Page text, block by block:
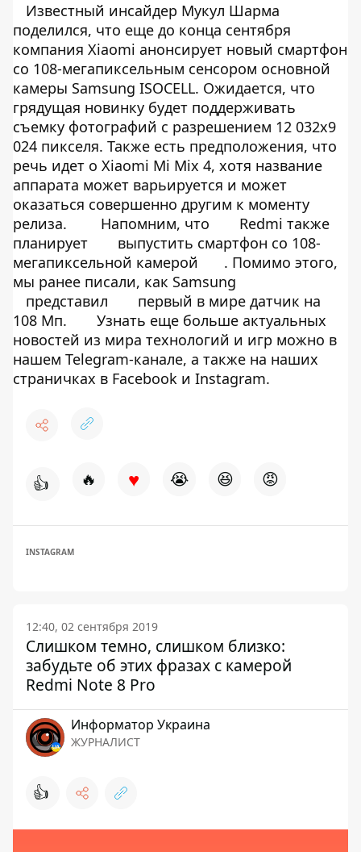
Известный инсайдер Мукул Шарма
поделился, что еще до конца сентября
компания Xiaomi анонсирует новый смартфон
со 108-мегапиксельным сенсором основной
камеры Samsung ISOCELL. Ожидается, что
грядущая новинку будет поддерживать
съемку фотографий с разрешением 12 032х9
024 пикселя. Также есть предположения, что
речь идет о Xiaomi Mi Mix 4, хотя название
аппарата может варьируется и может
оказаться совершенно другим к моменту
релиза.
Напомним, что
Redmi также
планирует
выпустить смартфон со 108-
мегапиксельной камерой
. Помимо этого,
мы ранее писали, как Samsung
представил
первый в мире датчик на
108 Мп.
Узнать еще больше актуальных
новостей из мира технологий и игр можно в
нашем Telegram-канале, а также на наших
страничках в Facebook и Instagram.
👍 🔥 ♥ 😭 😆 😡
INSTAGRAM
12:40, 02 сентября 2019
Слишком темно, слишком близко:
забудьте об этих фразах с камерой
Redmi Note 8 Pro
Информатор Украина
ЖУРНАЛИСТ
👍